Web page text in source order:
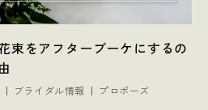
束をアフターブーケにするの
ブライダル情報 プロポーズ